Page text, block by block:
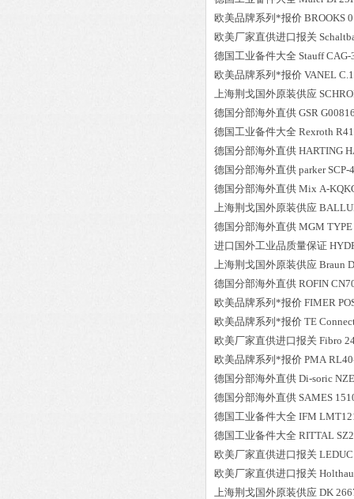
欧美品牌系列*报价 BROOKS
欧美厂家直供进口报关
德国工业备件大全 Stauff CAG-
欧美品牌系列*报价 VANEL
上海荆戈国外原装供应
德国分部海外直供 GSR
德国工业备件大全 Rexroth
德国分部海外直供 HARTING
德国分部海外直供 parker SCP-
德国分部海外直供 Mix A-
上海荆戈国外原装供应
德国分部海外直供 MGM
进口国外工业品质量保证
上海荆戈国外原装供应 Braun
德国分部海外直供 ROFIN
欧美品牌系列*报价 FIMER
欧美品牌系列*报价 TE
欧美厂家直供进口报关 Fibro
欧美品牌系列*报价 PMA
德国分部海外直供 Di-soric
德国分部海外直供 SAMES
德国工业备件大全 IFM
德国工业备件大全 RITTAL
欧美厂家直供进口报关 LEDUC
欧美厂家直供进口报关
上海荆戈国外原装供应 DK